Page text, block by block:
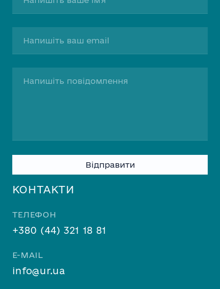
КОНТАКТИ
ТЕЛЕФОН
+380 (44) 321 18 81
E-MAIL
info@ur.ua
field